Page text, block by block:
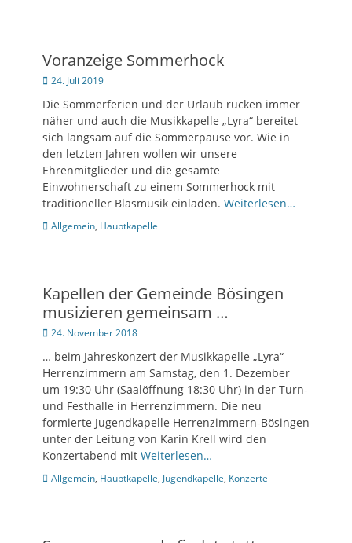
Voranzeige Sommerhock
Posted
24. Juli 2019
Die Sommerferien und der Urlaub rücken immer
näher und auch die Musikkapelle „Lyra“ bereitet
sich langsam auf die Sommerpause vor. Wie in
den letzten Jahren wollen wir unsere
Ehrenmitglieder und die gesamte
Einwohnerschaft zu einem Sommerhock mit
traditioneller Blasmusik einladen. Weiterlesen…
Kategorien
Allgemein, Hauptkapelle
Kapellen der Gemeinde Bösingen
musizieren gemeinsam …
Posted
24. November 2018
… beim Jahreskonzert der Musikkapelle „Lyra“
Herrenzimmern am Samstag, den 1. Dezember
um 19:30 Uhr (Saalöffnung 18:30 Uhr) in der Turn-
und Festhalle in Herrenzimmern. Die neu
formierte Jugendkapelle Herrenzimmern-Bösingen
unter der Leitung von Karin Krell wird den
Konzertabend mit Weiterlesen…
Kategorien
Allgemein, Hauptkapelle, Jugendkapelle, Konzerte